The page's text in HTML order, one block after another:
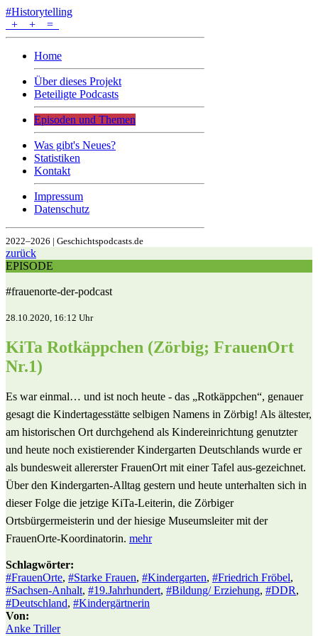
#Historytelling
+
+ =
Home
Über dieses Projekt
Beteiligte Podcasts
Episoden und Themen
Was gibt's Neues?
Statistiken
Kontakt
Impressum
Datenschutz
2022–2026 | Geschichtspodcasts.de
zurück
EPISODE
#frauenorte-der-podcast
28.10.2020, 16:12 Uhr
KiTa Rotkäppchen (Zörbig; FrauenOrt
Nr.1)
Es war einmal… und ist noch heute - das „Rotkäppchen“, genauer
gesagt die Kindertagesstätte selbigen Namens in Zörbig! Als ältester,
am historischen Ort durchgehend als Kindereinrichtung genutzter
und heute noch existierender Kindergarten Deutschlands wurde er
als bundesweit allererster FrauenOrt mit einer Tafel aus-gezeichnet.
Über den Kindergarten-Alltag gestern und heute unterhalten sich in
dieser Folge die jetzige KiTa-Leiterin, die Zörbiger
Ortsbürgermeisterin und der hiesige Museumsleiter mit der
FrauenOrte-Koordinatorin. mehr
Schlagwörter:
#FrauenOrte, #Starke Frauen, #Kindergarten, #Friedrich Fröbel,
#Sachsen-Anhalt, #19.Jahrhundert, #Bildung/ Erziehung, #DDR,
#Deutschland, #Kindergärtnerin
Von:
Anke Triller